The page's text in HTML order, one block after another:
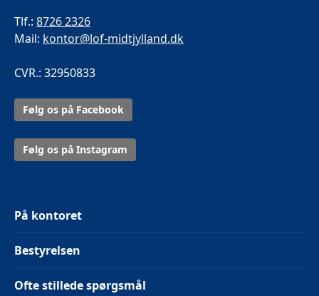
Tlf.: 8726 2326
Mail: kontor@lof-midtjylland.dk
CVR.: 32950833
Følg os på Facebook
Følg os på Instagram
På kontoret
Bestyrelsen
Ofte stillede spørgsmål